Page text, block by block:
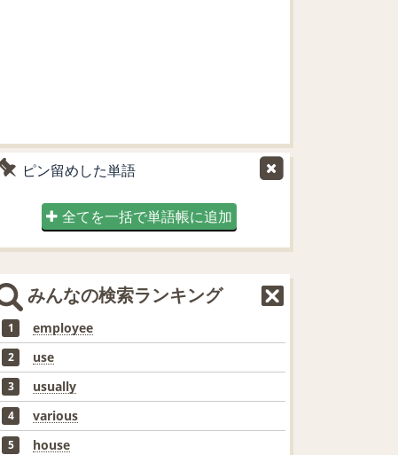
ピン留めした単語
全てを一括で単語帳に追加
みんなの検索ランキング
1 employee
2 use
3 usually
4 various
5 house